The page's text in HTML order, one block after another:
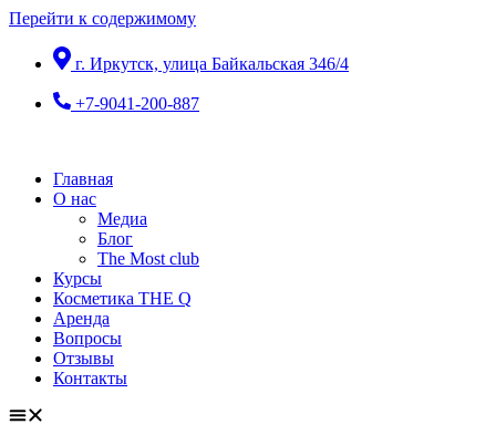
Перейти к содержимому
г. Иркутск, улица Байкальская 346/4
+7-9041-200-887
Главная
О нас
Медиа
Блог
The Most club
Курсы
Косметика THE Q
Аренда
Вопросы
Отзывы
Контакты